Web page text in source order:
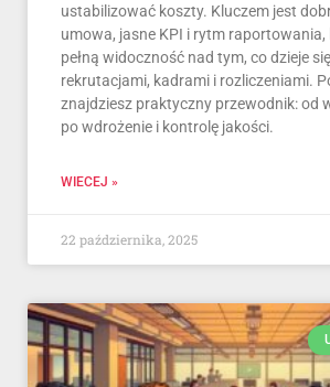
ustabilizować koszty. Kluczem jest
umowa, jasne KPI i rytm raportowania,
pełną widoczność nad tym, co dzieje
rekrutacjami, kadrami i rozliczeniami.
znajdziesz praktyczny przewodnik: od
po wdrożenie i kontrolę jakości.
WIECEJ »
22 października, 2025